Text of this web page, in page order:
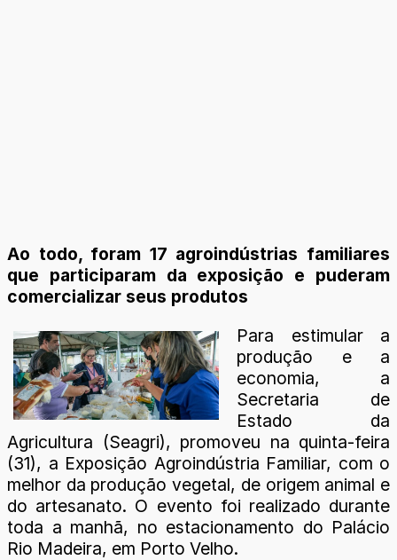
Ao todo, foram 17 agroindústrias familiares
que participaram da exposição e puderam
comercializar seus produtos
Para estimular a
produção e a
economia, a
Secretaria de
Estado da
Agricultura (Seagri), promoveu na quinta-feira
(31), a Exposição Agroindústria Familiar, com o
melhor da produção vegetal, de origem animal e
do artesanato. O evento foi realizado durante
toda a manhã, no estacionamento do Palácio
Rio Madeira, em Porto Velho.